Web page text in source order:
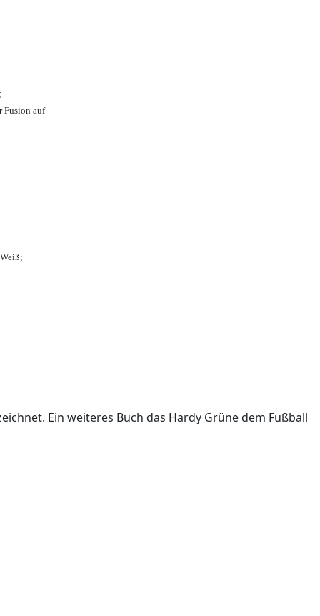
Fusion auf
Ein weiteres Buch das Hardy Grüne dem Fußball